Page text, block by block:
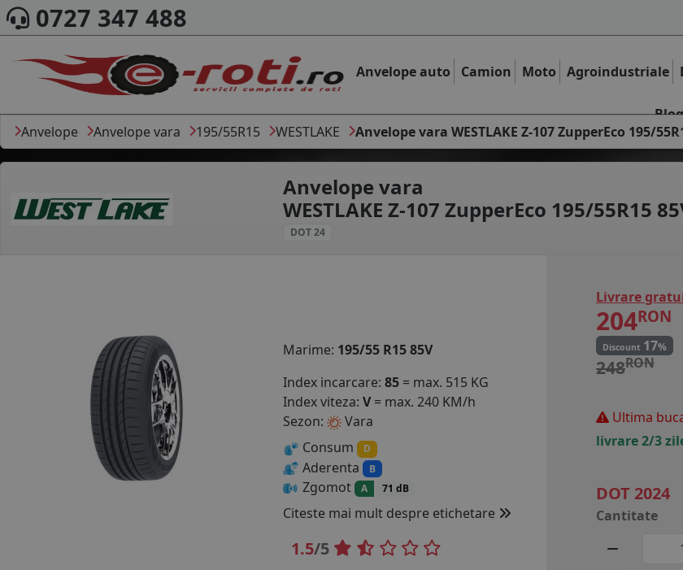
0727 347 488
Anvelope auto Camion Moto Agroindustriale
Blog
Anvelope Anvelope vara 195/55R15 WESTLAKE Anvelope vara WESTLAKE Z-107 ZupperEco 195/
Anvelope vara
WESTLAKE Z-107 ZupperEco 195/55R15
DOT 24
Marime: 195/55 R15 85V
Index incarcare: 85 = max. 515 KG
Index viteza: V= max. 240 KM/h
Sezon:
Vara
Consum
D
Aderenta B
Zgomot A 71 dB
Citeste mai mult despre etichetare
1.5/5
Livrare
204RON
Discount 17%
248RON
Ultima
livrare 2/3
DOT 2024
Cantitate